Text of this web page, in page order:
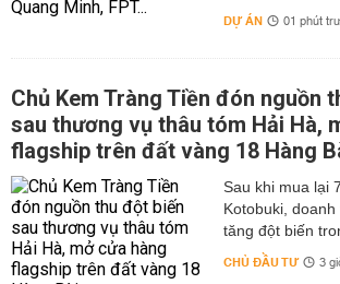
DỰ ÁN 01 phút
Chủ Kem Tràng Tiền đón nguồn
sau thương vụ thâu tóm Hải Hà,
flagship trên đất vàng 18 Hàng
Sau khi mua lại
Kotobuki,
tăng đột biến
CHỦ ĐẦU TƯ 3